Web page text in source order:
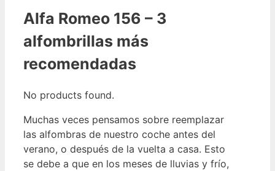
Alfa Romeo 156 – 3
alfombrillas más
recomendadas
No products found.
Muchas veces pensamos sobre reemplazar
las alfombras de nuestro coche antes del
verano, o después de la vuelta a casa. Esto
se debe a que en los meses de lluvias y frío,